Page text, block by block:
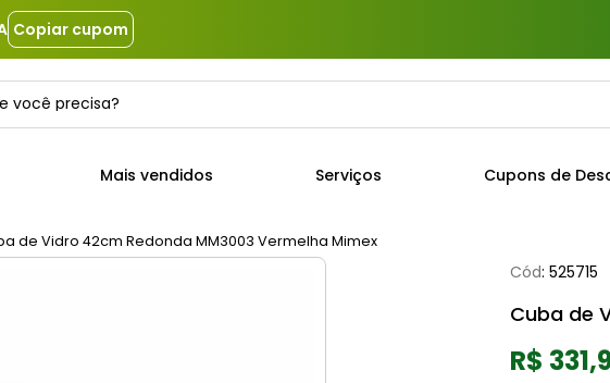
Copiar cupom
você precisa?
Mais vendidos Serviços Cupons de
de Vidro 42cm Redonda MM3003 Vermelha Mimex
Cód: 525715
Cuba de
R$
2º
porcelanato